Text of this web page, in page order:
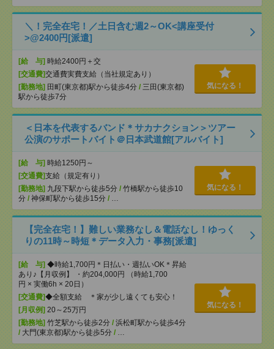
＼！完全在宅！／土日含む週2～OK<講座受付
>@2400円[派遣]
[給 与] 時給2400円＋交
[交通費]交通費実費支給（当社規定あり）
[勤務地] 田町(東京都)駅から徒歩4分 / 三田(東京都)
駅から徒歩7分
気になる！
＜日本を代表するバンド＊サカナクション＞ツアー
公演のサポートバイト＠日本武道館[アルバイト]
[給 与] 時給1250円～
[交通費]支給（規定有り）
[勤務地] 九段下駅から徒歩5分 / 竹橋駅から徒歩10
分 / 神保町駅から徒歩15分 / …
気になる！
【完全在宅！】難しい業務なし＆電話なし！ゆっく
りの11時～時短＊データ入力・事務[派遣]
[給 与] ◆時給1,700円＊日払い・週払いOK＊昇給
あり♪【月収例】 ・約204,000円 （時給1,700
円 × 実働6h × 20日）
[交通費]◆全額支給 ＊家が少し遠くても安心！
[月収例] 20～25万円
[勤務地] 竹芝駅から徒歩2分 / 浜松町駅から徒歩4分
/ 大門(東京都)駅から徒歩5分 / …
気になる！